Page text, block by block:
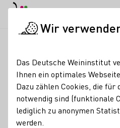
London:
Fachwelt
‘Wines of
Wir
Das Deutsche Weininstitut
Ihnen ein optimales
Dazu zählen Cookies, die für
notwendig sind (funktionale
lediglich zu anonymen
werden.